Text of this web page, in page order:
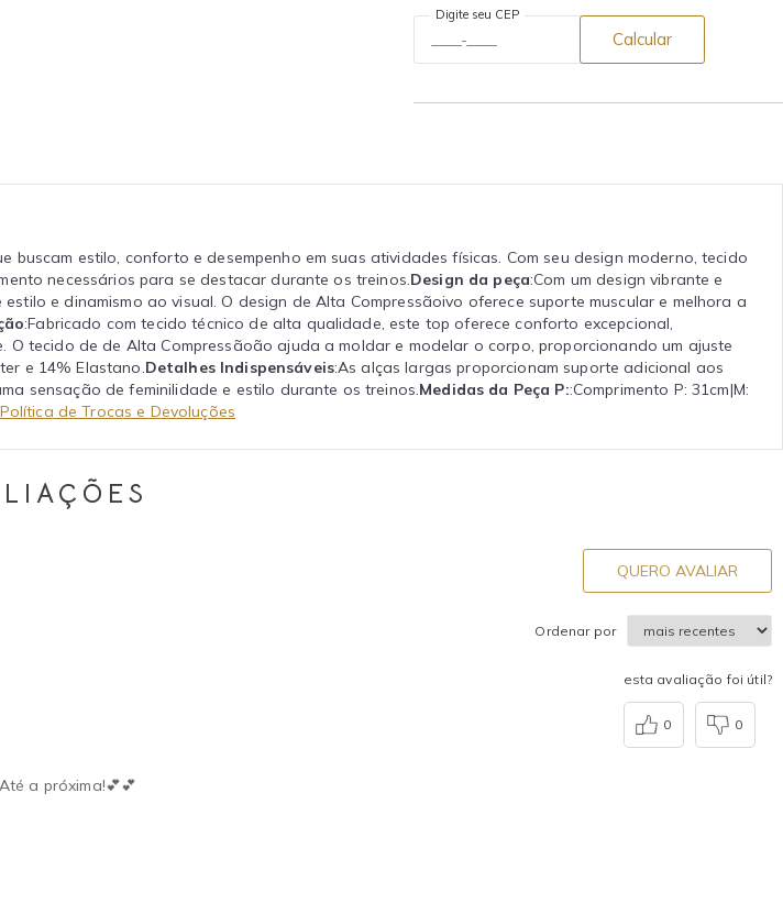
Digite seu CEP
Calcular
estilo, conforto e desempenho em suas atividades físicas. Com seu design moderno, tecido
necessários para se destacar durante os treinos. Design da peça:Com um design vibrante e
e dinamismo ao visual. O design de Alta Compressãoivo oferece suporte muscular e melhora a
:Fabricado com tecido técnico de alta qualidade, este top oferece conforto excepcional,
tecido de de Alta Compressãoão ajuda a moldar e modelar o corpo, proporcionando um ajuste
e 14% Elastano. Detalhes Indispensáveis:As alças largas proporcionam suporte adicional aos
sensação de feminilidade e estilo durante os treinos. Medidas da Peça P::Comprimento P: 31cm|M:
Política de Trocas e Devoluções
QUERO AVALIAR
Ordenar por
a próxima!💕💕
esta avaliação foi útil?
0 0